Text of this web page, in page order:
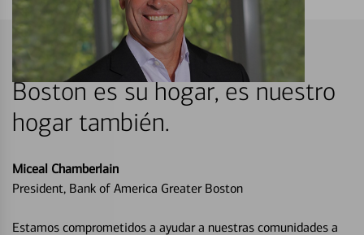
Boston es su hogar, es nuestro
hogar también.
Miceal Chamberlain
President, Bank of America Greater Boston
Estamos comprometidos a ayudar a nuestras comunidades a